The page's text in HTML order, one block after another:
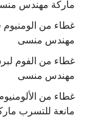
ماركة مهندس
غطاء من الومنيوم
مهندس منسى
غطاء من الفوم
مهندس منسى
غطاء من
مانعة للتسرب